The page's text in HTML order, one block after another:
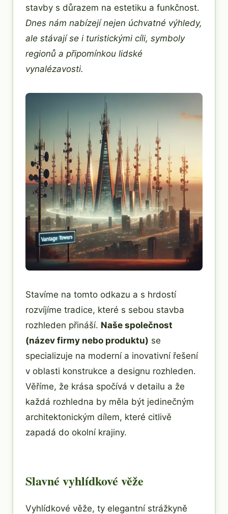
stavby s důrazem na estetiku a funkčnost.
Dnes nám nabízejí nejen úchvatné výhledy,
ale stávají se i turistickými cíli, symboly
regionů a připomínkou lidské
vynalézavosti.
Stavíme na tomto odkazu a s hrdostí
rozvíjíme tradice, které s sebou stavba
rozhleden přináší. Naše společnost
(název firmy nebo produktu) se
specializuje na moderní a inovativní řešení
v oblasti konstrukce a designu rozhleden.
Věříme, že krása spočívá v detailu a že
každá rozhledna by měla být jedinečným
architektonickým dílem, které citlivě
zapadá do okolní krajiny.
Slavné vyhlídkové věže
Vyhlídkové věže, ty elegantní strážkyně